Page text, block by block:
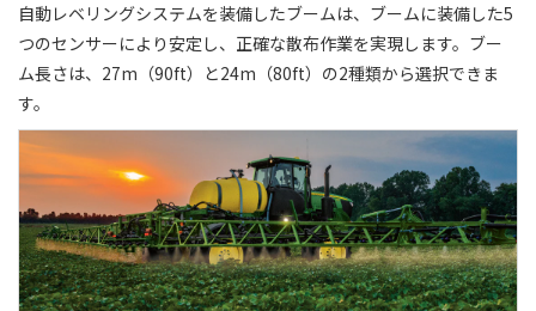
自動レベリングシステムを装備したブームは、ブームに装備した5
つのセンサーにより安定し、正確な散布作業を実現します。ブー
ム長さは、27m（90ft）と24m（80ft）の2種類から選択できま
す。